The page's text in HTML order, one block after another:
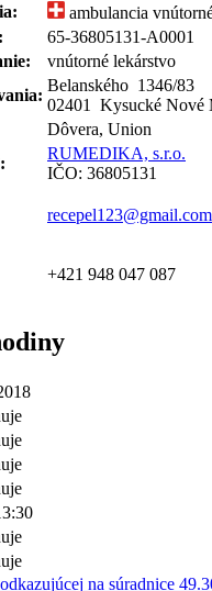
ambulancia
65-36805131-A0001
vnútorné lekárstvo
Belanského 1346/83
02401 Kysucké Nové
Dôvera, Union
RUMEDIKA, s.r.o.
IČO: 36805131
recepel123@gmail.com
+421 948 047 087